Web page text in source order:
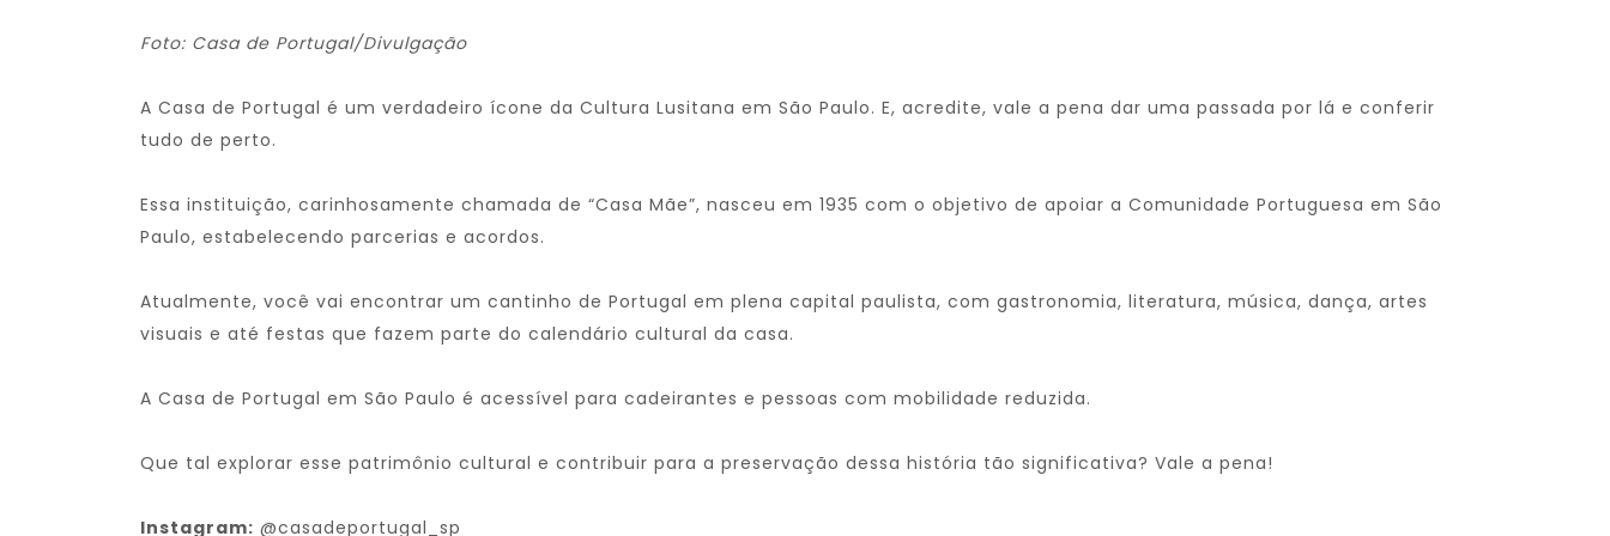
Foto: Casa de Portugal/Divulgação
A Casa de Portugal é um verdadeiro ícone da Cultura Lusitana em São Paulo. E, acredite, vale a pena dar uma passada por lá e conferir
tudo de perto.
Essa instituição, carinhosamente chamada de “Casa Mãe”, nasceu em 1935 com o objetivo de apoiar a Comunidade Portuguesa em São
Paulo, estabelecendo parcerias e acordos.
Atualmente, você vai encontrar um cantinho de Portugal em plena capital paulista, com gastronomia, literatura, música, dança, artes
visuais e até festas que fazem parte do calendário cultural da casa.
A Casa de Portugal em São Paulo é acessível para cadeirantes e pessoas com mobilidade reduzida.
Que tal explorar esse patrimônio cultural e contribuir para a preservação dessa história tão significativa? Vale a pena!
Instagram: @casadeportugal_sp